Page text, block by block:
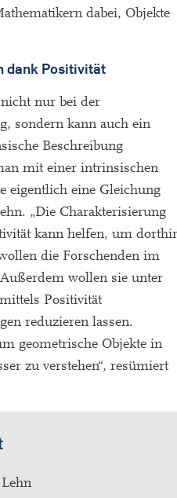
dabei, Objekte
dank Positivität
nur bei der
sondern kann auch ein
Beschreibung
mit einer intrinsischen
eigentlich eine Gleichung
„Die Charakterisierung
kann helfen, um
die Forschenden im
wollen sie unter
Positivität
reduzieren lassen.
geometrische Objekte in
zu verstehen“, resümiert